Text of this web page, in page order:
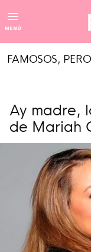
MENÚ
FAMOSOS,
Ay madre,
de Mariah